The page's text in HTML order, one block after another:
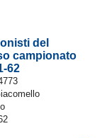
del
campionato
62